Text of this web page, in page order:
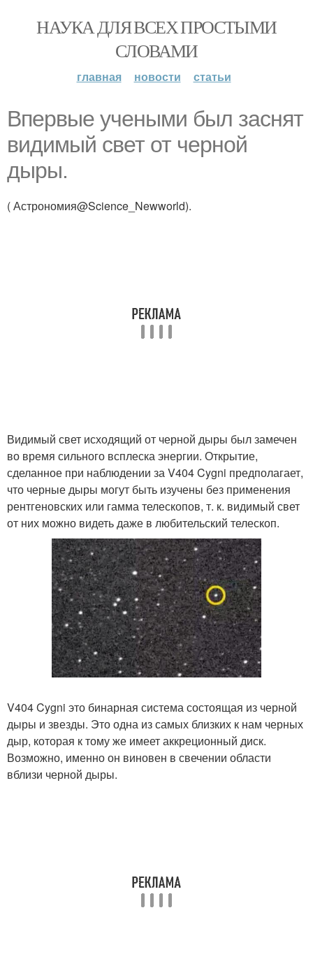
НАУКА ДЛЯ ВСЕХ ПРОСТЫМИ
СЛОВАМИ
главная новости статьи
Впервые учеными был заснят
видимый свет от черной
дыры.
( Астрономия@Science_Newworld).
Видимый свет исходящий от черной дыры был замечен
во время сильного всплеска энергии. Открытие,
сделанное при наблюдении за V404 Cygni предполагает,
что черные дыры могут быть изучены без применения
рентгеновских или гамма телескопов, т. к. видимый свет
от них можно видеть даже в любительский телескоп.
V404 Cygni это бинарная система состоящая из черной
дыры и звезды. Это одна из самых близких к нам черных
дыр, которая к тому же имеет аккреционный диск.
Возможно, именно он виновен в свечении области
вблизи черной дыры.